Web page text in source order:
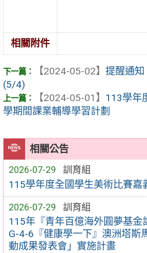
相關公告
2026-07-29 訓育組
115學年度全國學生美術比賽嘉
2026-07-29 訓育組
115年『青年百億海外圓夢基金
G-4-6『健康學一下』澳洲塔斯
動成果發表會」實施計畫
相關附件
【2024-05-02】 提醒通
(5/4)
【2024-05-01】 113學年
學期間課業輔導學習計劃